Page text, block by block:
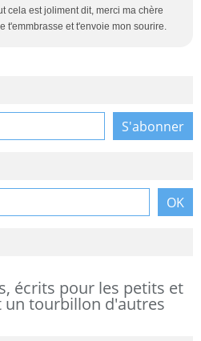
cela est joliment dit, merci ma chère
t'emmbrasse et t'envoie mon sourire.
écrits pour les petits et
un tourbillon d'autres